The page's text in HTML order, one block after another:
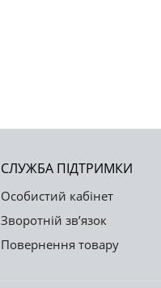
СЛУЖБА ПІДТРИМКИ
Особистий кабінет
Зворотній зв’язок
Повернення товару